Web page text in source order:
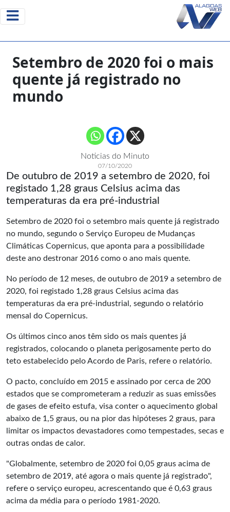
Setembro de 2020 foi o mais
quente já registrado no
mundo
Noticias do Minuto
07/10/2020
De outubro de 2019 a setembro de 2020, foi
registado 1,28 graus Celsius acima das
temperaturas da era pré-industrial
Setembro de 2020 foi o setembro mais quente já registrado
no mundo, segundo o Serviço Europeu de Mudanças
Climáticas Copernicus, que aponta para a possibilidade
deste ano destronar 2016 como o ano mais quente.
No período de 12 meses, de outubro de 2019 a setembro de
2020, foi registado 1,28 graus Celsius acima das
temperaturas da era pré-industrial, segundo o relatório
mensal do Copernicus.
Os últimos cinco anos têm sido os mais quentes já
registrados, colocando o planeta perigosamente perto do
teto estabelecido pelo Acordo de Paris, refere o relatório.
O pacto, concluído em 2015 e assinado por cerca de 200
estados que se comprometeram a reduzir as suas emissões
de gases de efeito estufa, visa conter o aquecimento global
abaixo de 1,5 graus, ou na pior das hipóteses 2 graus, para
limitar os impactos devastadores como tempestades, secas e
outras ondas de calor.
"Globalmente, setembro de 2020 foi 0,05 graus acima de
setembro de 2019, até agora o mais quente já registrado",
refere o serviço europeu, acrescentando que é 0,63 graus
acima da média para o período 1981-2020.